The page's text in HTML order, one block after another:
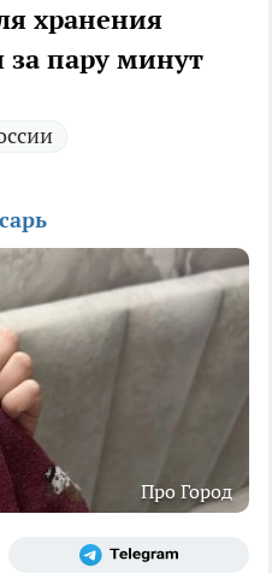
хранения
за пару минут
Про Город